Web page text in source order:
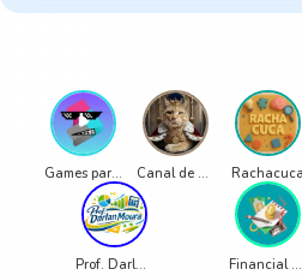
Classic Games
Games para Educação Canal de Luciana Alongi Rachacuca
Prof. Darlan Moura Financial Education Channel - Ms. Ana Beatriz de Medeiros